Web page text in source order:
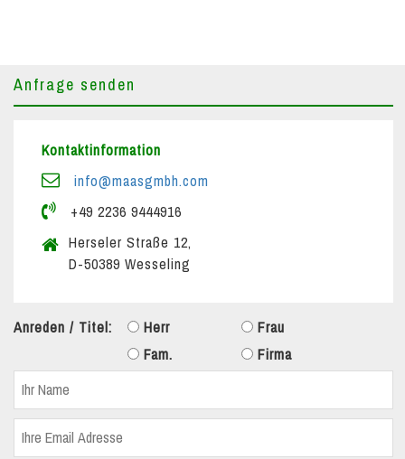
Anfrage senden
Kontaktinformation
info@maasgmbh.com
+49 2236 9444916
Herseler Straße 12,
D-50389 Wesseling
Anreden / Titel: Herr
Frau
Fam.
Firma